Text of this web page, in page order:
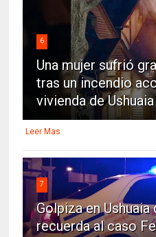
6
Una mujer sufrió
tras un incendio
vivienda de Ushuaia
Leer Mas
7
Golpiza en
recuerda al caso